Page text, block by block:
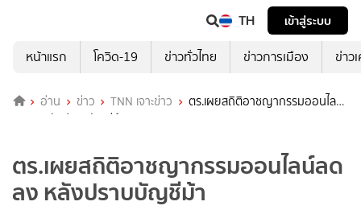
TH
เข้าสู่ระบบ
หน้าแรก
โควิด-19 ข่าวทั่วไทย ข่าวการเมือง ข่าว
อ่าน ข่าว TNN เจาะข่าว
ตร.เผยสถิติอาชญากรรมออนไลน์
ลดลง หลังปราบบัญชีม้า
ตร.เผยสถิติอาชญากรรมออนไลน์ลด
ลง หลังปราบบัญชีม้า